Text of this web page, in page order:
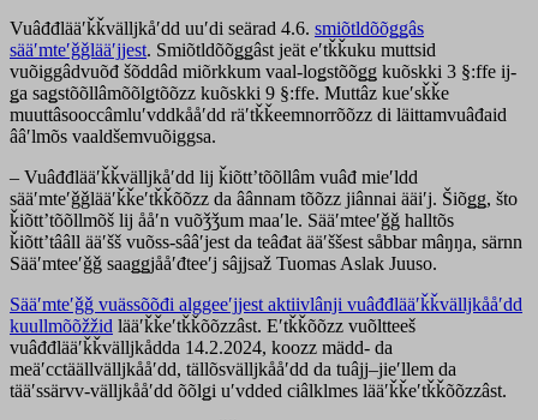
Vuâđđlääʹǩǩvälljkåʹdd uuʹdi seärad 4.6. smiõtldõõǥǥâs
sääʹmteʹǧǧlääʹjjest. Smiõtldõõǥǥâst jeät eʹtǩǩuku muttsid
vuõiggâdvuõđ šõddâd miõrkkum vaal-loǥstõõǥǥ kuõskki 3 §:ffe ij-
ǥa saǥstõõllâmõõlǥtõõzz kuõskki 9 §:ffe. Muttâz kueʹsǩǩe
muuttâsooccâmluʹvddkååʹdd räʹtǩǩeemnorrõõzz di läittamvuâđaid
ââʹlmõs vaaldšemvuõiggsa.
– Vuâđđlääʹǩǩvälljkåʹdd lij ǩiõttʼtõõllâm vuâđ mieʹldd
sääʹmteʹǧǧlääʹǩǩeʹtǩǩõõzz da âânnam tõõzz jiânnai ääiʹj. Šiõǥǥ, što
ǩiõttʼtõõllmõš lij ååʹn vuõǯǯum maaʹle. Sääʹmteeʹǧǧ halltõs
ǩiõttʼtââll ääʹšš vuõss-sââʹjest da teâđat ääʹššest såbbar mâŋŋa, särnn
Sääʹmteeʹǧǧ saaǥǥjååʹđteeʹj sâjjsaž Tuomas Aslak Juuso.
Sääʹmteʹǧǧ vuässõõđi alggeeʹjjest aktiivlânji vuâđđlääʹǩǩvälljkååʹdd
kuullmõõžžid lääʹǩǩeʹtǩǩõõzzâst. Eʹtǩǩõõzz vuõltteeš
vuâđđlääʹǩǩvälljkådda 14.2.2024, koozz mädd- da
meäʹcctäällvälljkååʹdd, tällõsvälljkååʹdd da tuâjj–jieʹllem da
tääʹssärvv-välljkååʹdd õõlǥi uʹvdded ciâlklmes lääʹǩǩeʹtǩǩõõzzâst.